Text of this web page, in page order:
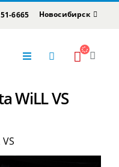
6665 Новосибирск
WiLL VS